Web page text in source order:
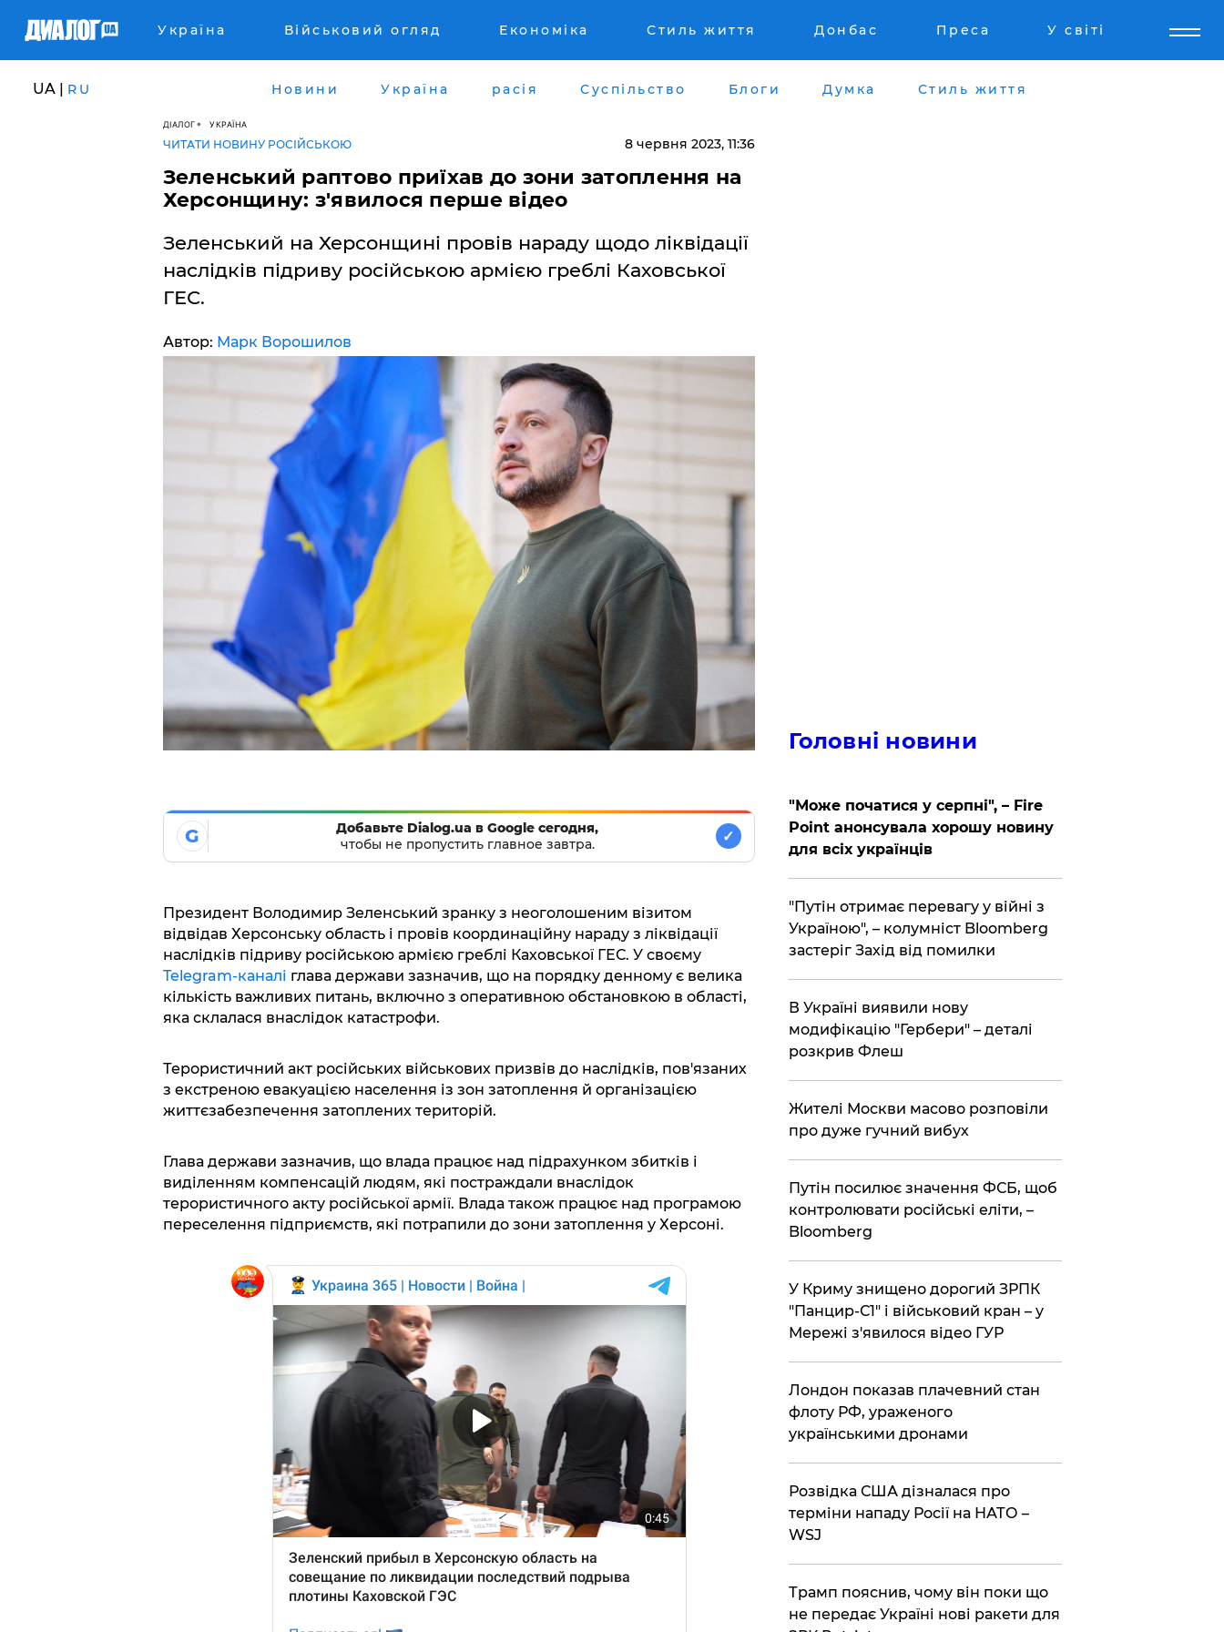
Україна Військовий огляд Економіка Стиль життя Донбас Преса У світі
UA | RU Новини Україна расія Суспільство Блоги Думка Стиль життя
ДІАЛОГ УКРАЇНА
ЧИТАТИ НОВИНУ РОСІЙСЬКОЮ 8 червня 2023, 11:36
Зеленський раптово приїхав до зони затоплення на
Херсонщину: з'явилося перше відео
Зеленський на Херсонщині провів нараду щодо ліквідації
наслідків підриву російською армією греблі Каховської
ГЕС.
Автор: Марк Ворошилов
G
Добавьте Dialog.ua в Google сегодня,
чтобы не пропустить главное завтра.
✓
Президент Володимир Зеленський зранку з неоголошеним візитом
відвідав Херсонську область і провів координаційну нараду з ліквідації
наслідків підриву російською армією греблі Каховської ГЕС. У своєму
Telegram-каналі глава держави зазначив, що на порядку денному є велика
кількість важливих питань, включно з оперативною обстановкою в області,
яка склалася внаслідок катастрофи.
Терористичний акт російських військових призвів до наслідків, пов'язаних
з екстреною евакуацією населення із зон затоплення й організацією
життєзабезпечення затоплених територій.
Глава держави зазначив, що влада працює над підрахунком збитків і
виділенням компенсацій людям, які постраждали внаслідок
терористичного акту російської армії. Влада також працює над програмою
переселення підприємств, які потрапили до зони затоплення у Херсоні.
Головні новини
"Може початися у серпні", – Fire
Point анонсувала хорошу новину
для всіх українців
"Путін отримає перевагу у війні з
Україною", – колумніст Bloomberg
застеріг Захід від помилки
В Україні виявили нову
модифікацію "Гербери" – деталі
розкрив Флеш
Жителі Москви масово розповіли
про дуже гучний вибух
Путін посилює значення ФСБ, щоб
контролювати російські еліти, –
Bloomberg
У Криму знищено дорогий ЗРПК
"Панцир-С1" і військовий кран – у
Мережі з'явилося відео ГУР
Лондон показав плачевний стан
флоту РФ, ураженого
українськими дронами
Розвідка США дізналася про
терміни нападу Росії на НАТО –
WSJ
Трамп пояснив, чому він поки що
не передає Україні нові ракети для